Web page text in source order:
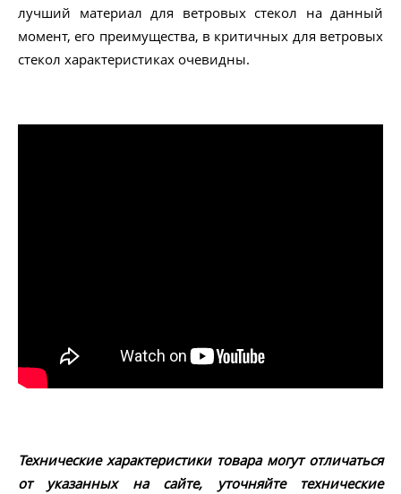
лучший материал для ветровых стекол на данный
момент, его преимущества, в критичных для ветровых
стекол характеристиках очевидны.
Технические характеристики товара могут отличаться
от указанных на сайте, уточняйте технические